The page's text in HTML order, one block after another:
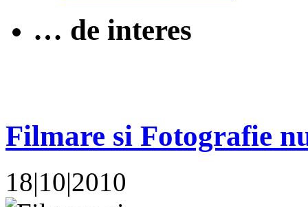
… de interes
Filmare si Fotografie
18|10|2010